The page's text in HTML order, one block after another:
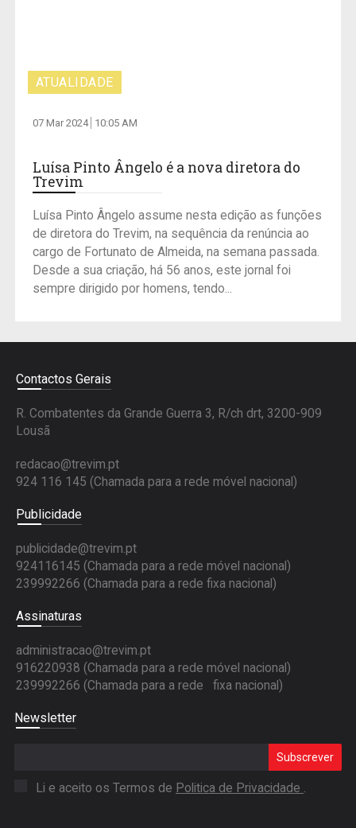
ATUALIDADE
07 Mar 2024 10:05 AM
Luísa Pinto Ângelo é a nova diretora do
Trevim
Luísa Pinto Ângelo assume nesta edição as funções
de diretora do Trevim, na sequência da renúncia ao
cargo de Fortunato de Almeida, na semana passada.
Desde a sua criação, há 56 anos, este jornal foi
sempre dirigido por homens, tendo...
Contactos Gerais
R. Combatentes da Grande Guerra 3, R/ch drt, 3200-909
Lousã
redacao@trevim.pt
924 116 145 (Chamada para a rede móvel nacional)
Publicidade
publicidade@trevim.pt
924116145 (Chamada para a rede móvel nacional)
239992266 (Chamada para a rede fixa nacional)
Assinaturas
administracao@trevim.pt
916220938 (Chamada para a rede móvel nacional)
239992266 (Chamada para a rede fixa nacional)
Newsletter
Subscrever
Li e aceito os Termos de Politica de Privacidade .